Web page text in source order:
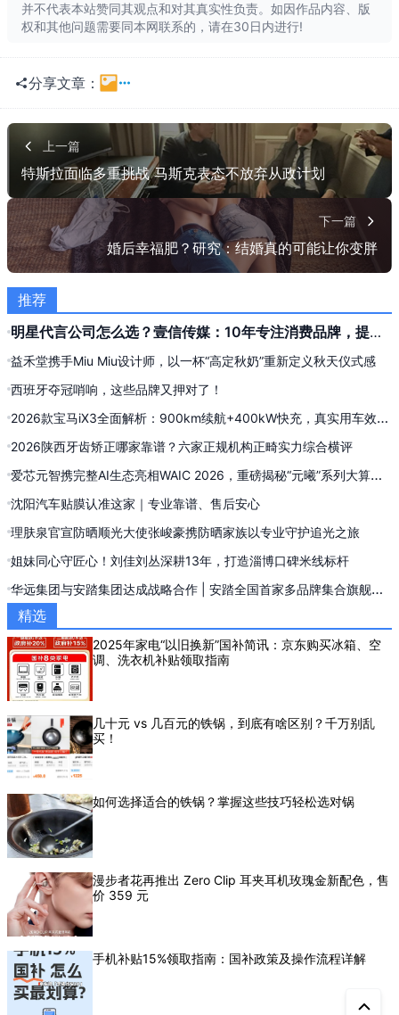
并不代表本站赞同其观点和对其真实性负责。如因作品内容、版
权和其他问题需要同本网联系的，请在30日内进行!
分享文章：
一键分享 QQ空间
QQ 朋友网
贴吧 豆瓣
有道云 股吧
上一篇
特斯拉面临多重挑战 马斯克表态不放弃从政计划
下一篇
婚后幸福肥？研究：结婚真的可能让你变胖
推荐
明星代言公司怎么选？壹信传媒：10年专注消费品牌，提供
明星代言全案与信息流投流服务
益禾堂携手Miu Miu设计师，以一杯“高定秋奶”重新定义秋天仪式感
西班牙夺冠哨响，这些品牌又押对了！
2026款宝马iX3全面解析：900km续航+400kW快充，真实用车效果
实测复盘
2026陕西牙齿矫正哪家靠谱？六家正规机构正畸实力综合横评
爱芯元智携完整AI生态亮相WAIC 2026，重磅揭秘“元曦”系列大算力
AI推理新品
沈阳汽车贴膜认准这家｜专业靠谱、售后安心
理肤泉官宣防晒顺光大使张峻豪携防晒家族以专业守护追光之旅
姐妹同心守匠心！刘佳刘丛深耕13年，打造淄博口碑米线标杆
华远集团与安踏集团达成战略合作 | 安踏全国首家多品牌集合旗舰店
落地西单
精选
2025年家电“以旧换新”国补简讯：京东购买冰箱、空
调、洗衣机补贴领取指南
几十元 vs 几百元的铁锅，到底有啥区别？千万别乱
买！
如何选择适合的铁锅？掌握这些技巧轻松选对锅
漫步者花再推出 Zero Clip 耳夹耳机玫瑰金新配色，售
价 359 元
手机补贴15%领取指南：国补政策及操作流程详解